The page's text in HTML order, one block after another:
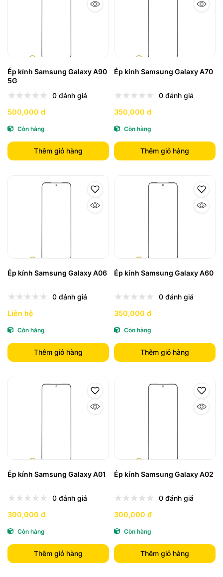
Ép kính Samsung Galaxy A90
5G
0 đánh giá
500,000 đ
Còn hàng
Thêm giỏ hàng
Ép kính Samsung Galaxy A70
0 đánh giá
350,000 đ
Còn hàng
Thêm giỏ hàng
Ép kính Samsung Galaxy A06
0 đánh giá
Liên hệ
Còn hàng
Thêm giỏ hàng
Ép kính Samsung Galaxy A60
0 đánh giá
350,000 đ
Còn hàng
Thêm giỏ hàng
Ép kính Samsung Galaxy A01
0 đánh giá
300,000 đ
Còn hàng
Thêm giỏ hàng
Ép kính Samsung Galaxy A02
0 đánh giá
300,000 đ
Còn hàng
Thêm giỏ hàng